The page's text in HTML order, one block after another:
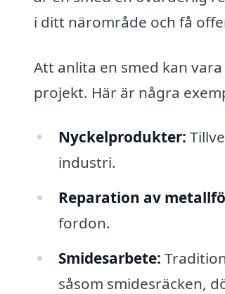
i ditt närområde och få
Att anlita en smed kan
projekt. Här är några
Nyckelprodukter:
industri.
Reparation av
fordon.
Smidesarbete:
såsom smidesräcken,